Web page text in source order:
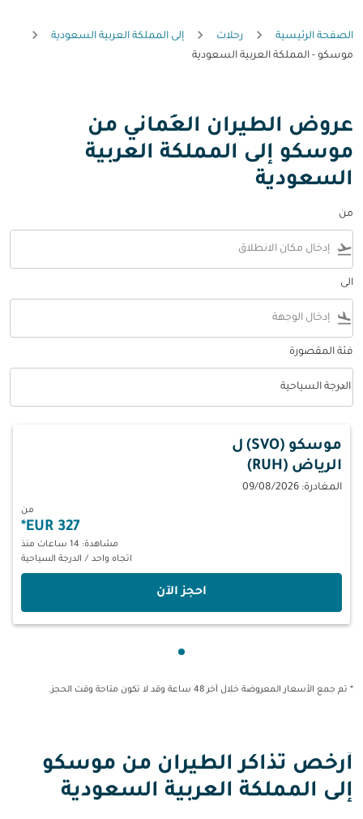
الصفحة الرئيسية رحلات
إلى المملكة العربية السعودية
موسكو - المملكة العربية السعودية
عروض الطيران العُماني من
موسكو إلى المملكة العربية
السعودية
من
flight_takeoff
الى
flight_land
فئة المقصورة
فئة المقصورة option الدرجة السياحية Selected
الدرجة السياحية
keyboard_arrow_down
موسكو (SVO)
ل
الرياض (RUH)
المغادرة: 09/08/2026
من
327 EUR
*
مشاهدة: 14 ساعات منذ
اتجاه واحد / الدرجة السياحية
‫احجز الآن‬
* تم جمع الأسعار المعروضة خلال آخر 48 ساعة وقد لا تكون متاحة وقت الحجز.
أرخص تذاكر الطيران من موسكو
إلى المملكة العربية السعودية